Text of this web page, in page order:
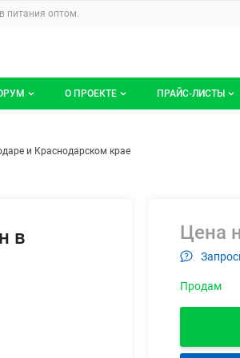
питания оптом.
О ПРОЕКТЕ ПРАЙС-ЛИСТЫ
50
и Краснодарском крае
в
Цена
Продам